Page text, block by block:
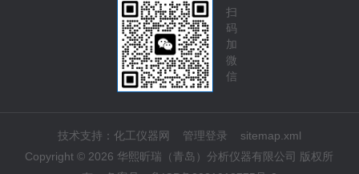
扫
码
加
微
信
技术支持： 化工仪器网 管理登录
sitemap.xml
Copyright © 2026 华熙昕瑞（青岛）分析仪器有限公司 版权所